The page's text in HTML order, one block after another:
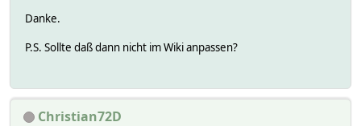
Danke.
P.S. Sollte daß dann nicht im Wiki anpassen?
Christian72D